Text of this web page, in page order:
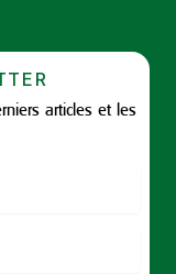
articles et les